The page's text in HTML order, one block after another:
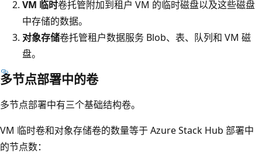
VM 临时卷托管附加到租户 VM 的临时磁盘以及这些磁盘
中存储的数据。
对象存储卷托管租户数据服务 Blob、表、队列和 VM 磁
盘。
多节点部署中的卷
多节点部署中有三个基础结构卷。
VM 临时卷和对象存储卷的数量等于 Azure Stack Hub 部署中
的节点数：